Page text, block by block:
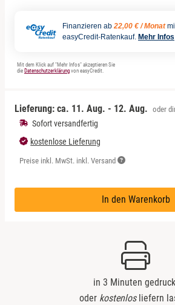
Finanzieren ab 22,00 € / Monat
easyCredit-Ratenkauf. Mehr Infos
Mit dem Klick auf "Mehr Infos" akzeptieren Sie
die Datenschutzerklärung von easyCredit.
Lieferung: ca. 11. Aug. - 12. Aug. oder
Sofort versandfertig
kostenlose Lieferung
Preise inkl. MwSt. inkl. Versand
In den Warenkorb
in 3 Minuten
oder kostenlosliefern